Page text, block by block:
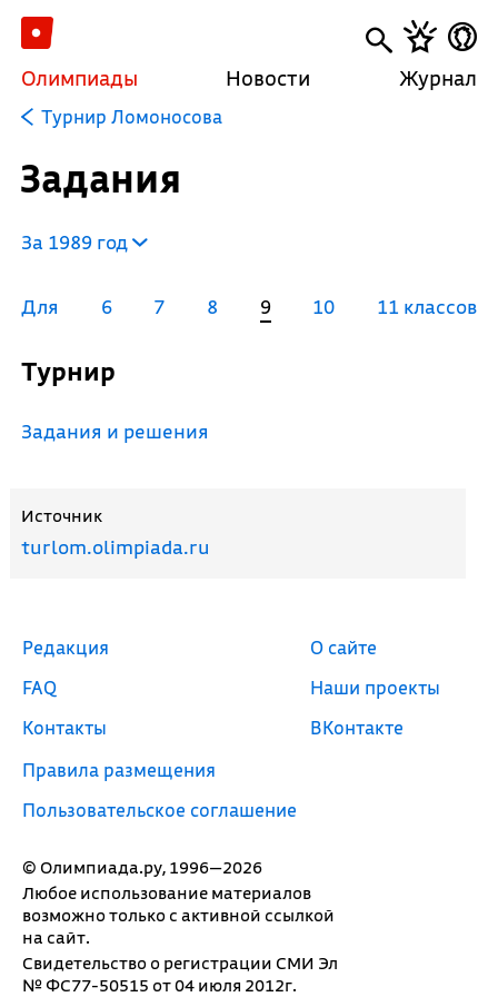
Олимпиады Новости Журнал
Турнир Ломоносова
Задания
За 1989 год
Для 6 7 8 9 10 11 классов
Турнир
Задания и решения
Источник
turlom.olimpiada.ru
© Олимпиада.ру, 1996—2026
Любое использование материалов
возможно только с активной ссылкой
на сайт.
Свидетельство о регистрации СМИ Эл
№ ФС77-50515 от 04 июля 2012г.
Редакция
FAQ
Контакты
Правила размещения
Пользовательское соглашение
О сайте
Наши проекты
ВКонтакте